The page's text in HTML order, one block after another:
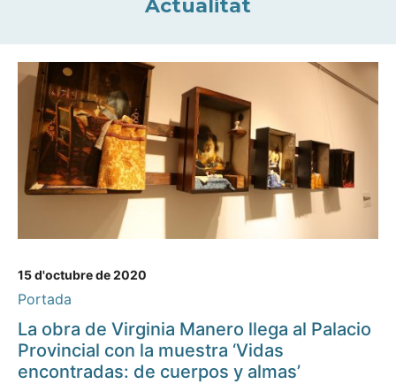
Actualitat
15 d'octubre de 2020
Portada
La obra de Virginia Manero llega al Palacio
Provincial con la muestra ‘Vidas
encontradas: de cuerpos y almas’